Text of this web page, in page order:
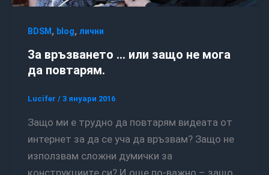
BDSM, blog, лични
За връзването … или защо не мога
да повтарям.
Lucifer / 3 януари 2016
Защо ми е трудно да повтарям видеата от
интернет за да се уча да връзвам? Защо не
използвам сложни думички за
конструкциите си? И още по-важно – защо